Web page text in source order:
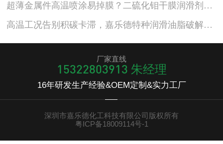
超薄金属件高温喷涂易掉膜？二硫化钼干膜润滑剂搞定打火机五金量产磨损问题
高温工况告别积碳卡滞，嘉乐德特种润滑油脂破解五金压铸模具维保困局
厂家直线
15322803913 朱经理
16年研发生产经验&OEM定制&实力工厂
深圳市嘉乐德化工科技有限公司版权所有
粤ICP备18009114号-1